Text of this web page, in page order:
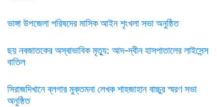
ভাঙ্গা উপজেলা পরিষদের মাসিক আইন শৃংখলা সভা অনুষ্ঠিত
ছয় নবজাতকের অস্বাভাবিক মৃত্যু: আদ-দ্বীন হাসপাতালের লাইসেন্স
বাতিল
সিরাজদিখানে ব্লগার মুক্তমনা লেখক শাহজাহান বাচ্চুর স্মরণ সভা
অনুষ্ঠিত